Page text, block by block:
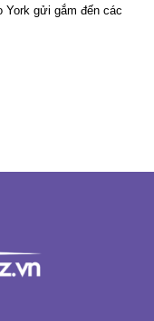
York gửi gắm đến các